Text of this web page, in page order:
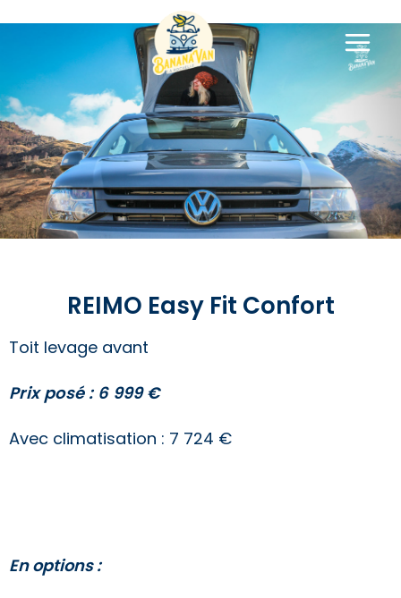
REIMO Easy Fit Confort /
CITROEN
REIMO Easy Fit Confort
Toit levage avant
Prix posé : 6 999€
Avec climatisation : 7 724 €
En options :